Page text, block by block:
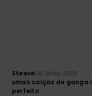
Steeve28. Maio 2026
umas calças de ganga
perfeito